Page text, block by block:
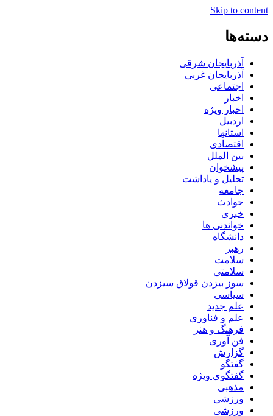
Skip to content
دسته‌ها
آذربایجان شرقی
آذربایجان غربی
اجتماعی
اخبار
اخبار ویژه
اردبیل
استانها
اقتصادی
بین الملل
پیشخوان
تحلیل و یاداشت
جامعه
حوادث
خبری
خواندنی ها
دانشگاه
رهبر
سلامت
سلامتی
سوز بیزدن قولاق سیزدن
سیاسی
علم جدید
علم و فناوری
فرهنگ و هنر
فن آوری
گزارش
گفتگو
گفتگوی ویژه
مذهبی
ورزشی
ورزشی